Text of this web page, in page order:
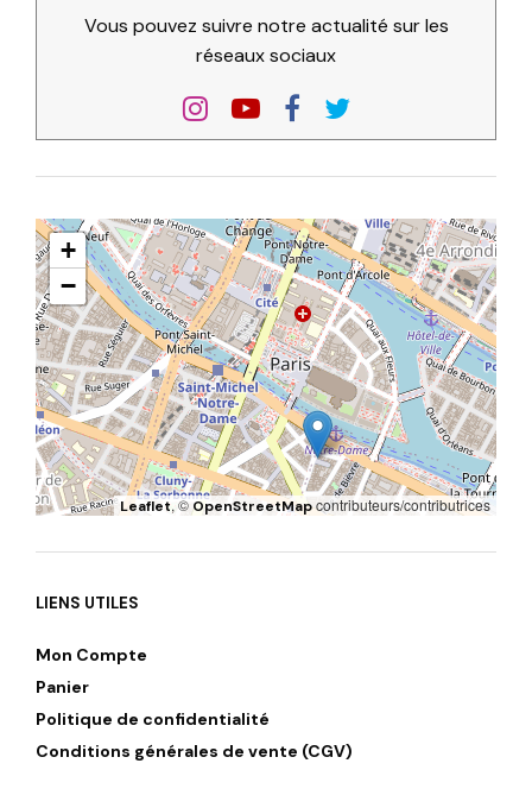
Vous pouvez suivre notre actualité sur les
réseaux sociaux
+
−
Leaflet, ©OpenStreetMapcontributeurs/contributrices
LIENS UTILES
Mon Compte
Panier
Politique de confidentialité
Conditions générales de vente (CGV)